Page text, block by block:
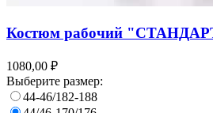
Костюм рабочий
1080,00 ₽
Выберите размер:
44-46/182-188